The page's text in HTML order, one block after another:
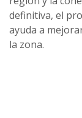
definitiva, el
ayuda a
la zona.